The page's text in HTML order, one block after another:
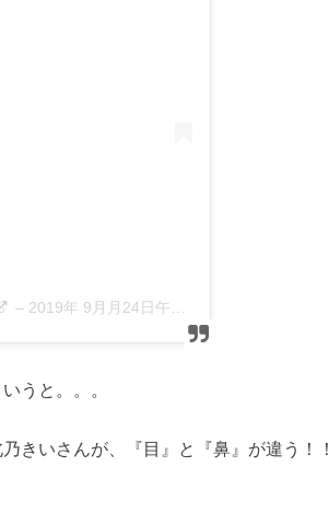
– 2019年 9月月24日午前5時01分PDT
うと。。。
きいさんが、『目』と『鼻』が違う！！